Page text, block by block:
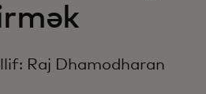
Raj Dhamodharan